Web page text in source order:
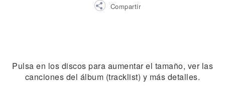
Compartir
Pulsa en los discos para aumentar el tamaño, ver las
canciones del álbum (tracklist) y más detalles.